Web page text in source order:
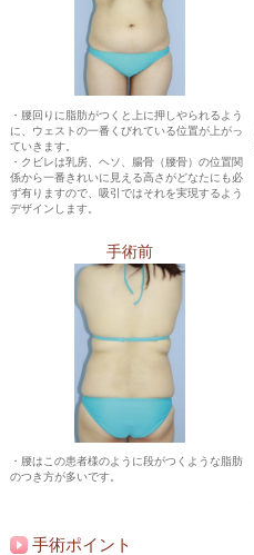
・腰回りに脂肪がつくと上に押しやられるよう
に、ウェストの一番くびれている位置が上がっ
ていきます。
・クビレは乳房、ヘソ、腸骨（腰骨）の位置関
係から一番きれいに見える高さがどなたにも必
ず有りますので、吸引ではそれを実現するよう
デザインします。
手術前
・腰はこの患者様のように段がつくような脂肪
のつき方が多いです。
手術ポイント